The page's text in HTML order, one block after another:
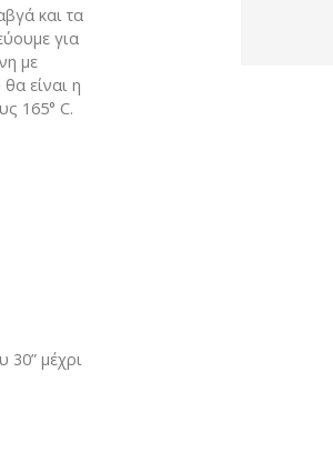
και τα
για
με
είναι η
165° C.
30” μέχρι